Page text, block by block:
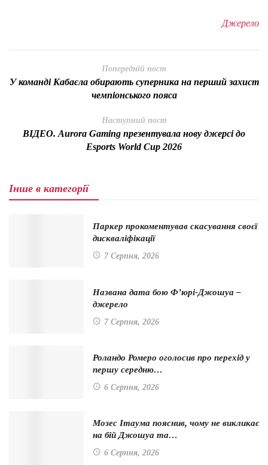
Джерело
Попередній пост
У команді Кабаєла обирають суперника на перший захист
чемпіонського пояса
Наступний пост
ВІДЕО. Aurora Gaming презентувала нову джерсі до
Esports World Cup 2026
Інше в категорії
Паркер прокоментував скасування своєї
дискваліфікації
7 Серпня, 2026
Названа дата бою Ф’юрі-Джошуа –
джерело
7 Серпня, 2026
Роландо Ромеро оголосив про перехід у
першу середню…
6 Серпня, 2026
Мозес Ітаума пояснив, чому не викликає
на бій Джошуа та…
6 Серпня, 2026